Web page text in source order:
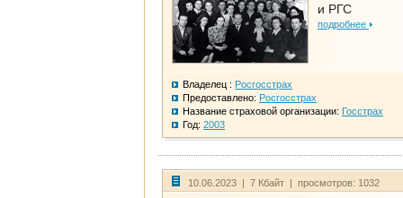
и РГС
подробнее
Владелец : Росгосстрах
Предоставлено: Росгосстрах
Название страховой организации: Госстрах
Год: 2003
10.06.2023 | 7 Кбайт | просмотров: 1032